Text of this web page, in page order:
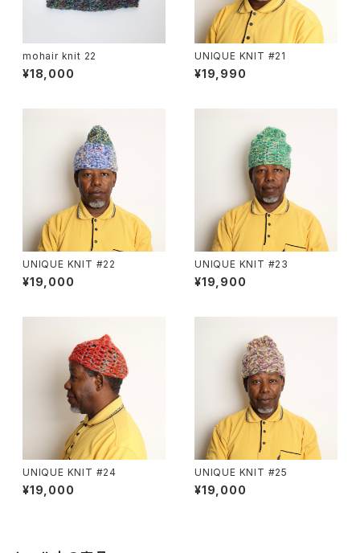
mohair knit 22
¥18,000
UNIQUE KNIT #21
¥19,990
UNIQUE KNIT #22
¥19,000
UNIQUE KNIT #23
¥19,900
UNIQUE KNIT #24
¥19,000
UNIQUE KNIT #25
¥19,000